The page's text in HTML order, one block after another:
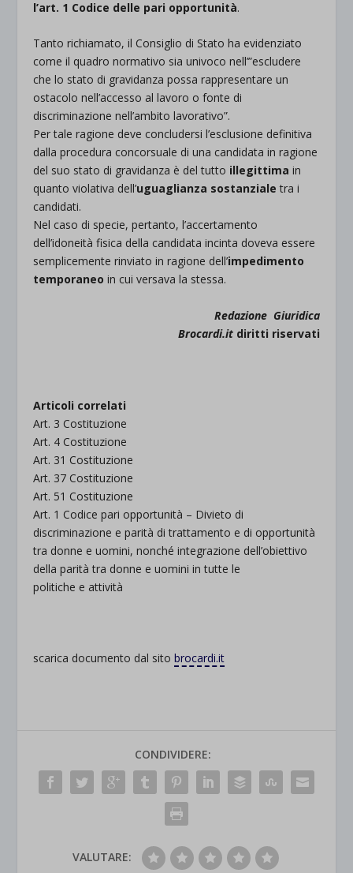
l’art. 1 Codice delle pari opportunità.
Tanto richiamato, il Consiglio di Stato ha evidenziato
come il quadro normativo sia univoco nell’”escludere
che lo stato di gravidanza possa rappresentare un
ostacolo nell’accesso al lavoro o fonte di
discriminazione nell’ambito lavorativo”.
Per tale ragione deve concludersi l’esclusione definitiva
dalla procedura concorsuale di una candidata in ragione
del suo stato di gravidanza è del tutto illegittima in
quanto violativa dell’uguaglianza sostanziale tra i
candidati.
Nel caso di specie, pertanto, l’accertamento
dell’idoneità fisica della candidata incinta doveva essere
semplicemente rinviato in ragione dell’impedimento
temporaneo in cui versava la stessa.
Redazione Giuridica
Brocardi.itdiritti riservati
Articoli correlati
Art. 3 Costituzione
Art. 4 Costituzione
Art. 31 Costituzione
Art. 37 Costituzione
Art. 51 Costituzione
Art. 1 Codice pari opportunità – Divieto di
discriminazione e parità di trattamento e di opportunità
tra donne e uomini, nonché integrazione dell’obiettivo
della parità tra donne e uomini in tutte le
politiche e attività
scarica documento dal sitobrocardi.it
CONDIVIDERE:
VALUTARE: